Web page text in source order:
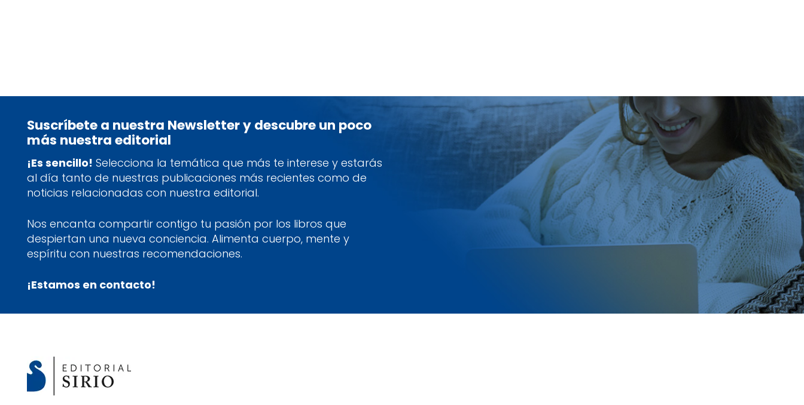
Suscríbete a nuestra Newsletter y descubre un poco
más nuestra editorial
¡Es sencillo! Selecciona la temática que más te interese y estarás
al día tanto de nuestras publicaciones más recientes como de
noticias relacionadas con nuestra editorial.
Nos encanta compartir contigo tu pasión por los libros que
despiertan una nueva conciencia. Alimenta cuerpo, mente y
espíritu con nuestras recomendaciones.
¡Estamos en contacto!